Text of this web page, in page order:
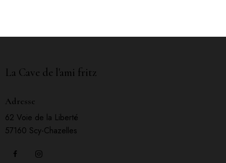
La Cave de l'ami fritz
Adresse
62 Voie de la Liberté
57160 Scy-Chazelles